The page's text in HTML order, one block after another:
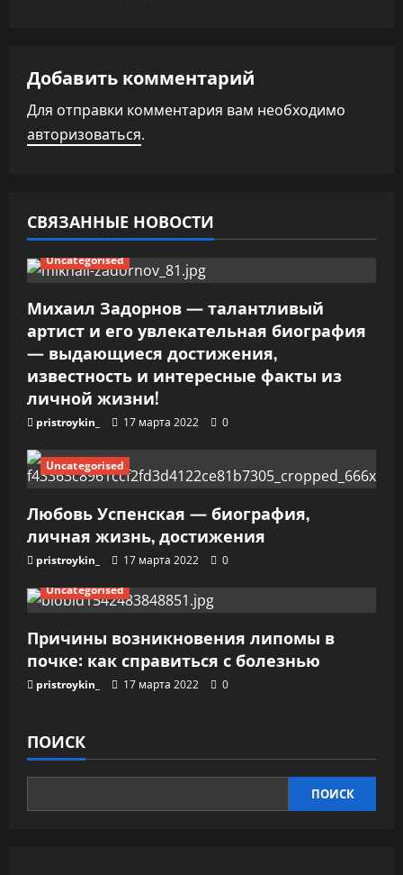
и
я
з
а
п
и
с
я
м
Добавить комментарий
Для отправки комментария вам необходимо
авторизоваться.
СВЯЗАННЫЕ НОВОСТИ
Uncategorised
Михаил Задорнов — талантливый
артист и его увлекательная биография
— выдающиеся достижения,
известность и интересные факты из
личной жизни!
pristroykin_ 17 марта 2022 0
Uncategorised
Любовь Успенская — биография,
личная жизнь, достижения
pristroykin_ 17 марта 2022
0
Uncategorised
Причины возникновения липомы в
почке: как справиться с болезнью
pristroykin_ 17 марта 2022 0
ПОИСК
ПОИСК